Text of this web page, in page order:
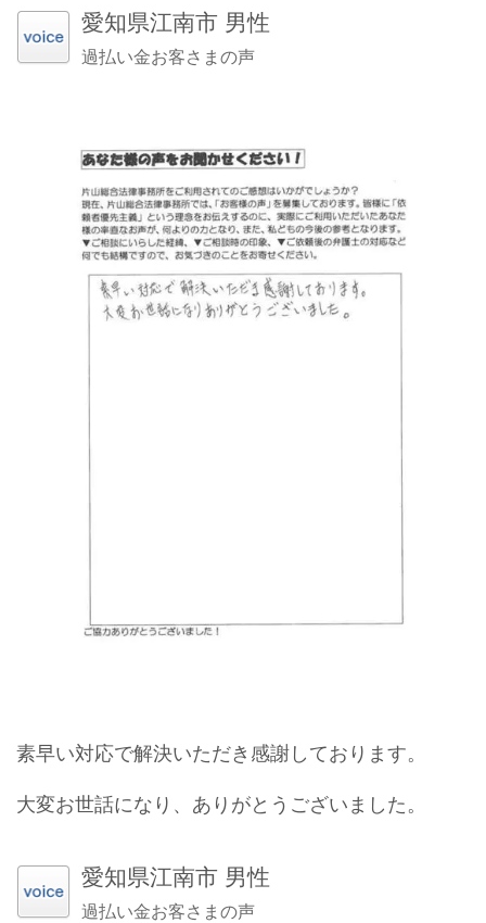
愛知県江南市 男性
過払い金お客さまの声
素早い対応で解決いただき感謝しております。
大変お世話になり、ありがとうございました。
愛知県江南市 男性
過払い金お客さまの声